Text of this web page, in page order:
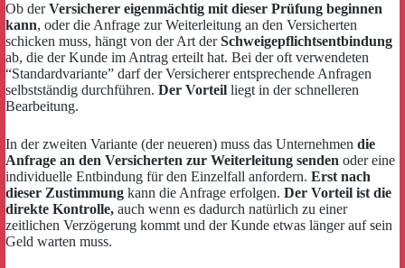
Ob derVersicherer eigenmächtig mit dieser Prüfung beginnen
kann, oder die Anfrage zur Weiterleitung an den Versicherten
schicken muss, hängt von der Art derSchweigepflichtsentbindung
ab, die der Kunde im Antrag erteilt hat. Bei der oft verwendeten
“Standardvariante” darf der Versicherer entsprechende Anfragen
selbstständig durchführen. Der Vorteil liegt in der schnelleren
Bearbeitung.
In der zweiten Variante (der neueren) muss das Unternehmen die
Anfrage an den Versicherten zur Weiterleitung senden oder eine
individuelle Entbindung für den Einzelfall anfordern. Erst nach
dieser Zustimmung kann die Anfrage erfolgen. Der Vorteil ist die
direkte Kontrolle, auch wenn es dadurch natürlich zu einer
zeitlichen Verzögerung kommt und der Kunde etwas länger auf sein
Geld warten muss.